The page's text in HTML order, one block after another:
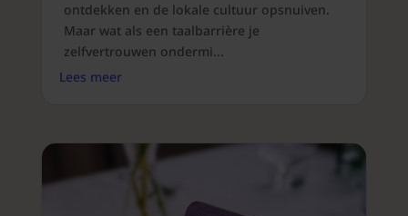
ontdekken en de lokale cultuur opsnuiven.
Maar wat als een taalbarrière je
zelfvertrouwen ondermi...
Lees meer